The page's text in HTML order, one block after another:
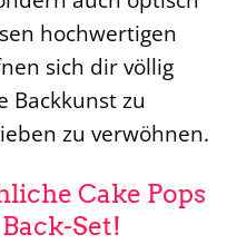
hochwertigen
sich dir völlig
Backkunst zu
zu verwöhnen.
Cake Pops
Set!